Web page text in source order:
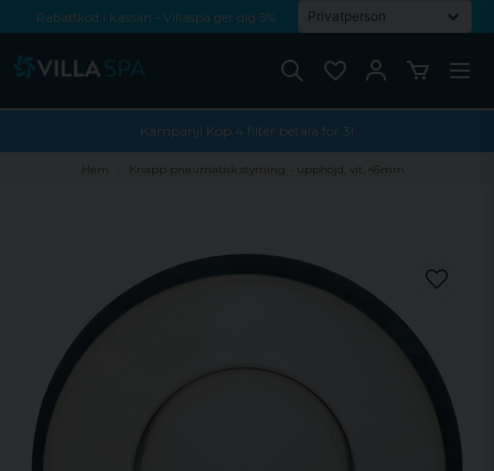
Rabattkod i kassan - Villaspa ger dig 5%
Kampanj! Köp 4 filter betala för 3!
Hem Knapp pneumatisk styrning - upphöjd, vit, 45mm